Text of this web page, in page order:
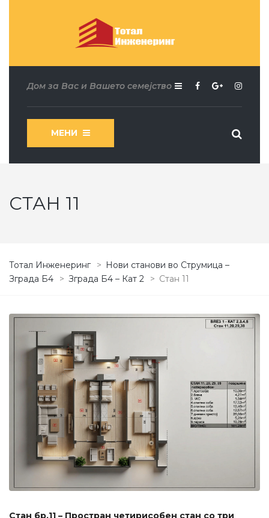
Дом за Вас и Вашето семејство
МЕНИ
СТАН 11
Тотал Инженеринг > Нови станови во Струмица –
Зграда Б4
> Зграда Б4 – Кат 2 > Стан 11
Стан бр.11 – Простран четирисобен стан со три